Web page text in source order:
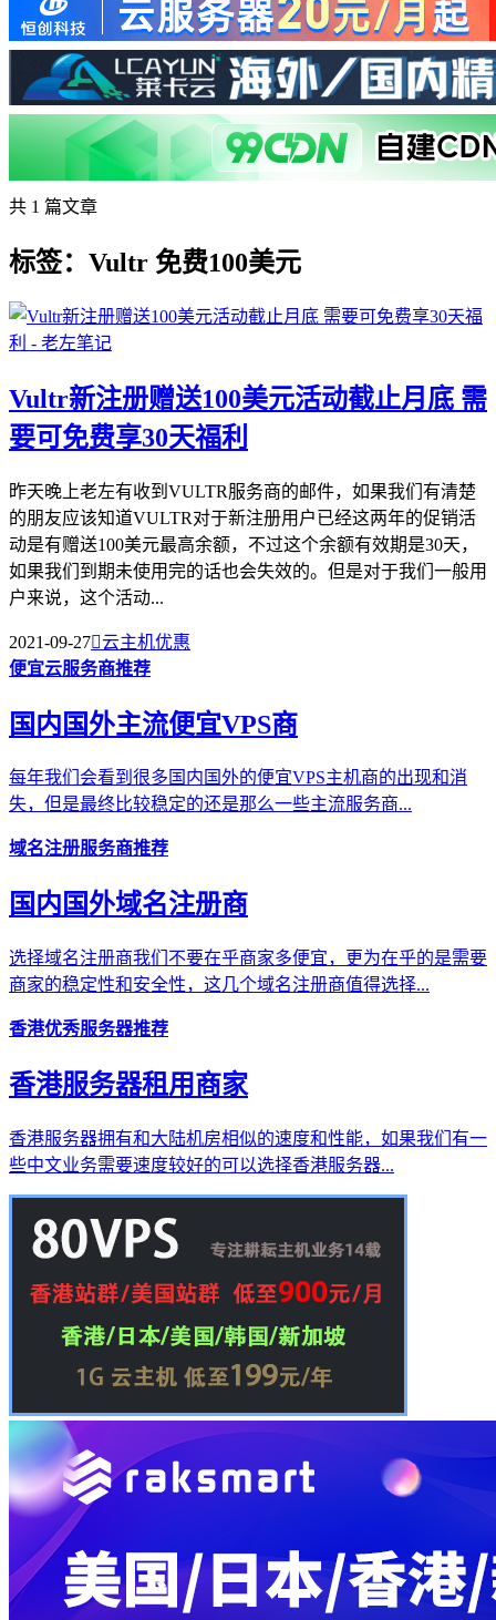
共 1 篇文章
标签：Vultr 免费100美元
Vultr新注册赠送100美元活动截止月底 需
要可免费享30天福利
昨天晚上老左有收到VULTR服务商的邮件，如果我们有清楚
的朋友应该知道VULTR对于新注册用户已经这两年的促销活
动是有赠送100美元最高余额，不过这个余额有效期是30天，
如果我们到期未使用完的话也会失效的。但是对于我们一般用
户来说，这个活动...
2021-09-27云主机优惠
便宜云服务商推荐
国内国外主流便宜VPS商
每年我们会看到很多国内国外的便宜VPS主机商的出现和消
失，但是最终比较稳定的还是那么一些主流服务商...
域名注册服务商推荐
国内国外域名注册商
选择域名注册商我们不要在乎商家多便宜，更为在乎的是需要
商家的稳定性和安全性，这几个域名注册商值得选择...
香港优秀服务器推荐
香港服务器租用商家
香港服务器拥有和大陆机房相似的速度和性能，如果我们有一
些中文业务需要速度较好的可以选择香港服务器...